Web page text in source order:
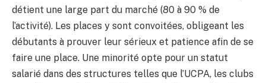
détient une large part du marché (80 à 90 % de
l’activité). Les places y sont convoitées, obligeant les
débutants à prouver leur sérieux et patience afin de se
faire une place. Une minorité opte pour un statut
salarié dans des structures telles que l’UCPA, les clubs